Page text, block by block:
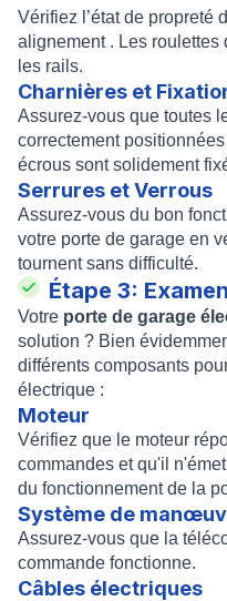
Vérifiez l’état de propreté
alignement . Les
les rails.
Charnières et
Assurez-vous que toutes
correctement
écrous sont solidement
Serrures et Verrous
Assurez-vous du bon
votre porte de garage en
tournent sans difficulté.
Étape 3:
Votre porte de garage
solution ? Bien
différents composants
électrique :
Moteur
Vérifiez que le moteur
commandes et qu'il
du fonctionnement de la
Système de
Assurez-vous que la
commande fonctionne.
Câbles électriques